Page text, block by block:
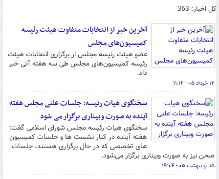
کل اخبار: 363
آخرین خبر از انتخابات متفاوت هیئت رئیسه
کمیسیون‌های مجلس
عضو هیئت رئیسه مجلس از برگزاری انتخابات هیئت
رئیسه کمیسیون‌های مجلس طی سه هفته آتی خبر
داد.
۱۲ خرداد ۰۵ - ۱۱:۱۴
سخنگوی هیات رئیسه: جلسات علنی مجلس هفته
آینده به صورت وبیناری برگزار می شود
سخنگوی هیات رئیسه مجلس شورای اسلامی گفت:
هفته آینده در کنار نشست ها و جلسات کمیسیون
های تخصصی که در حال برگزاری هستند، جلسات
صحن نیز به صورت وبیناری برگزار می‌شود.
۱۵ اردیبهشت ۰۵ - ۱۹:۰۴